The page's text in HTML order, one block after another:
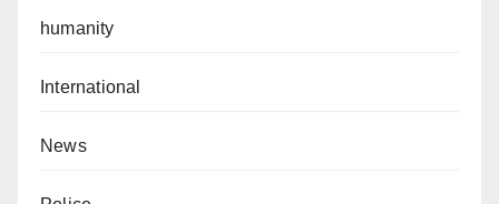
humanity
International
News